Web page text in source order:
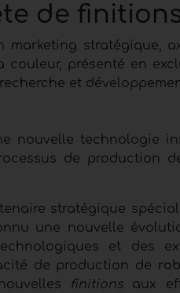
de
stratégique,
présenté en
et
nouvelle technologie
de production
stratégique
une nouvelle
et des
de production de
finitions aux